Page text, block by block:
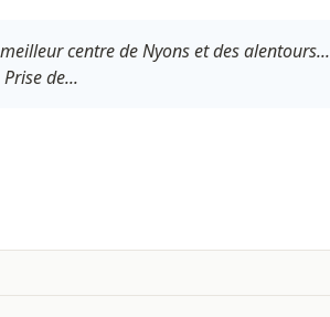
centre de Nyons et des alentours...
de...